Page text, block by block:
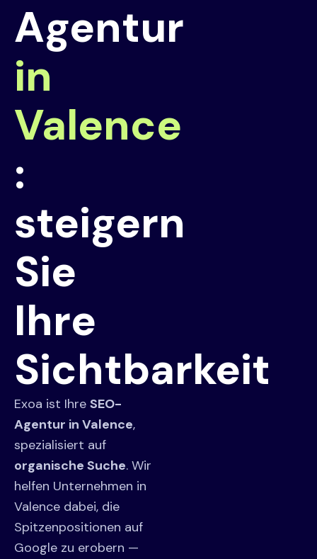
Agentur
in
Valence
:
steigern
Sie
Ihre
Sichtbarkeit
Exoa ist Ihre SEO-
Agentur in Valence,
spezialisiert auf
organische Suche. Wir
helfen Unternehmen in
Valence dabei, die
Spitzenpositionen auf
Google zu erobern —